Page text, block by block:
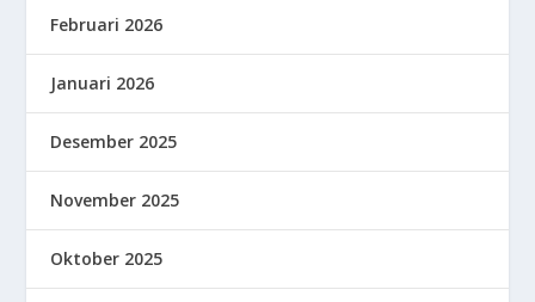
Februari 2026
Januari 2026
Desember 2025
November 2025
Oktober 2025